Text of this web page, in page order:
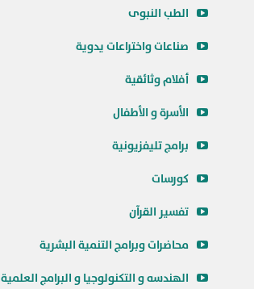
الطب النبوى
صناعات واختراعات يدوية
أفلام وثائقية
الأسرة و الأطفال
برامج تليفزيونية
كورسات
تفسير القرآن
محاضرات وبرامج التنمية البشرية
الهندسه و التكنولوجيا و البرامج العلمية